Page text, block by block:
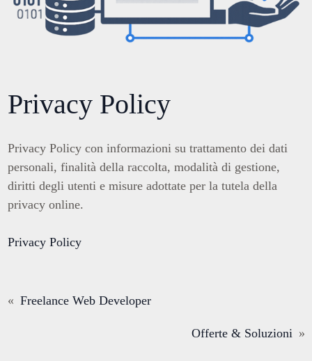
Privacy Policy
Privacy Policy con informazioni su trattamento dei dati
personali, finalità della raccolta, modalità di gestione,
diritti degli utenti e misure adottate per la tutela della
privacy online.
Privacy Policy
« Freelance Web Developer
Offerte & Soluzioni »